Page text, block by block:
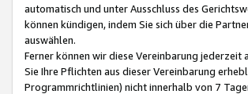
automatisch und unter Ausschluss des
können kündigen, indem Sie sich über die
auswählen.
Ferner können wir diese Vereinbarung
Sie Ihre Pflichten aus dieser Vereinbarung
Programmrichtlinien) nicht innerhalb von 7